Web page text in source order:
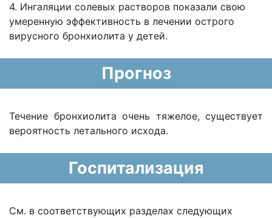
4. Ингаляции солевых растворов показали свою
умеренную эффективность в лечении острого
вирусного бронхиолита у детей.
Прогноз
Течение бронхиолита очень тяжелое, существует
вероятность летального исхода.
Госпитализация
См. в соответствующих разделах следующих